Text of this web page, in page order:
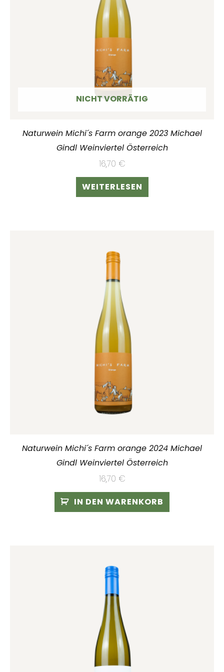
NICHT VORRÄTIG
Naturwein Michi´s Farm orange 2023 Michael
Gindl Weinviertel Österreich
16,70 €
WEITERLESEN
Naturwein Michi´s Farm orange 2024 Michael
Gindl Weinviertel Österreich
16,70 €
IN DEN WARENKORB